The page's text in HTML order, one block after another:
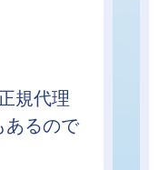
規代理
あるので